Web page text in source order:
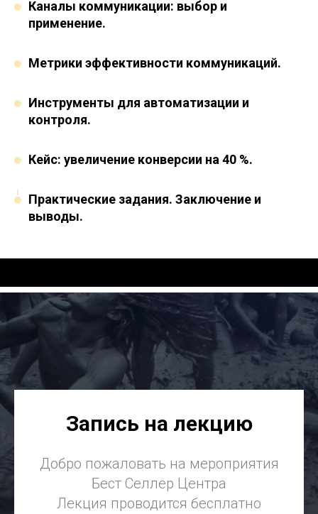
Каналы коммуникации: выбор и
применение.
Метрики эффективности коммуникаций.
Инструменты для автоматизации и
контроля.
Кейс: увеличение конверсии на 40 %.
Практические задания. Заключение и
выводы.
Запись на лекцию
Добро пожаловать на мероприятия
Бест Селлер Центра
Лекция проводится бесплатно